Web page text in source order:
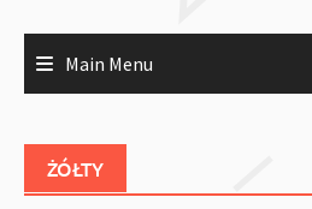
Main Menu
ŻÓŁTY